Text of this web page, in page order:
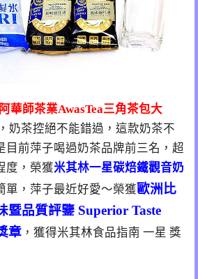
阿華師茶業AwasTea三角茶包大
，奶茶控絕不能錯過，這款奶茶不
目前萍子喝過奶茶品牌前三名，超
度，榮獲米其林一星碳焙鐵觀音奶
單，萍子最近好愛～榮獲歐洲比
品質評鑒 Superior Taste
章 ，獲得米其林食品指南 一星 獎